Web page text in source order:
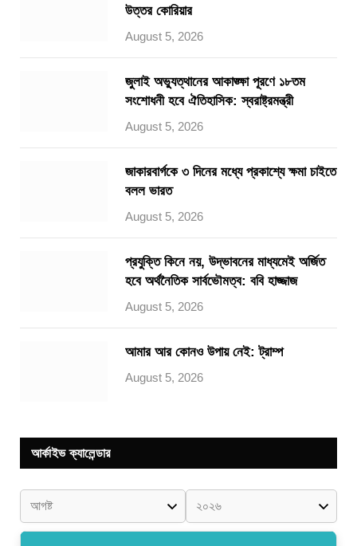
উত্তর কোরিয়ার
August 5, 2026
জুলাই অভ্যুত্থানের আকাঙ্ক্ষা পূরণে ১৮তম
সংশোধনী হবে ঐতিহাসিক: স্বরাষ্ট্রমন্ত্রী
August 5, 2026
জাকারবার্গকে ৩ দিনের মধ্যে প্রকাশ্যে ক্ষমা চাইতে
বলল ভারত
August 5, 2026
প্রযুক্তি কিনে নয়, উদ্ভাবনের মাধ্যমেই অর্জিত
হবে অর্থনৈতিক সার্বভৌমত্ব: ববি হাজ্জাজ
August 5, 2026
আমার আর কোনও উপায় নেই: ট্রাম্প
August 5, 2026
আর্কাইভ ক্যালেন্ডার